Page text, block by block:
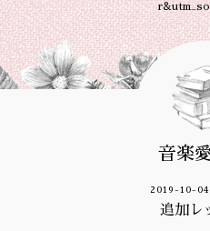
音楽
2019-10-
追加レ